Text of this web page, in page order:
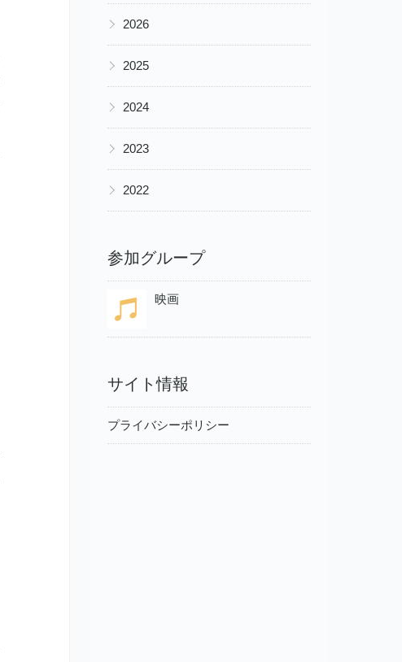
▶ 2026
▶ 2025
▶ 2024
▶ 2023
▶ 2022
参加グループ
映画
サイト情報
プライバシーポリシー